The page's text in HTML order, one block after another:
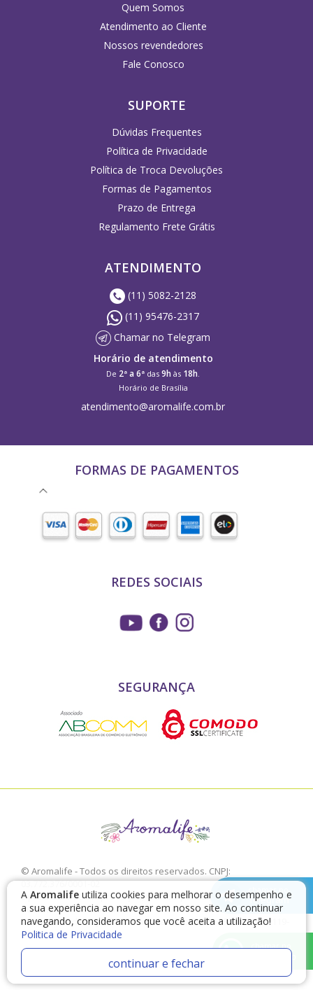
A Aromalife utiliza cookies para melhorar o desempenho e
a sua experiência ao navegar em nosso site. Ao continuar
navegando, consideramos que você aceita a utilização!
Politica de Privacidade
continuar e fechar
chamar no
Telegram
chamar no
WhatsApp
Quem Somos
Atendimento ao Cliente
Nossos revendedores
Fale Conosco
SUPORTE
Dúvidas Frequentes
Política de Privacidade
Política de Troca Devoluções
Formas de Pagamentos
Prazo de Entrega
Regulamento Frete Grátis
ATENDIMENTO
(11) 5082-2128
(11) 95476-2317
Chamar no Telegram
Horário de atendimento
De 2ª a 6ª das 9h às 18h.
Horário de Brasília
atendimento@aromalife.com.br
FORMAS DE PAGAMENTOS
REDES SOCIAIS
SEGURANÇA
© Aromalife - Todos os direitos reservados. CNPJ:
03.772.376/0001-02
É proibido a sua reprodução, total ou parcial, sem a expressa
autorização da Aromalife.
Rua: Conde de Irajá, 17 V. Mariana - São Paulo - SP / CEP: 04119-
010